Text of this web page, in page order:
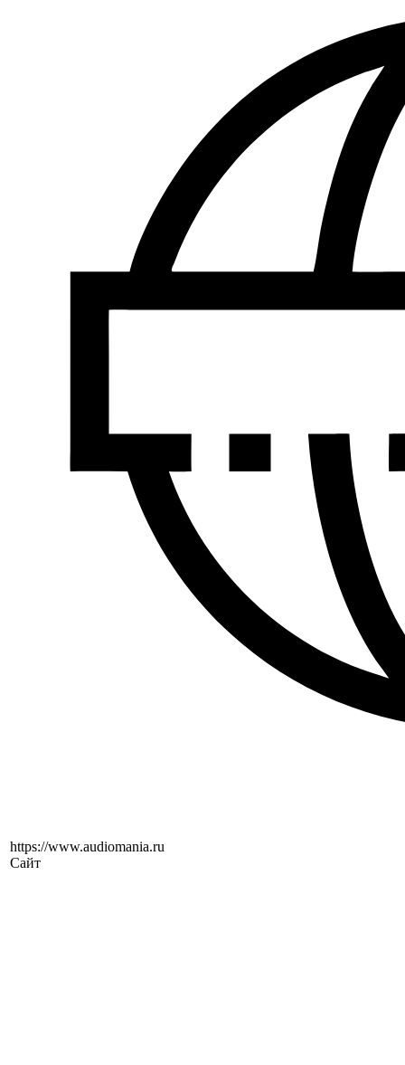
https://www.audiomania.ru
Сайт